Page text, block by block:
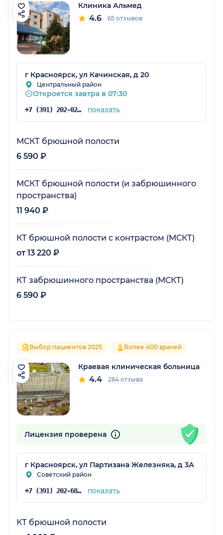
Клиника Альмед
4.6 65 отзывов
г Красноярск, ул Качинская, д 20
Центральный район
Откроется завтра в 07:30
+7 (391) 202-02-02 показать
МСКТ брюшной полости
6 590 ₽
МСКТ брюшной полости (и забрюшинного
пространства)
11 940 ₽
КТ брюшной полости с контрастом (МСКТ)
от 13 220 ₽
КТ забрюшинного пространства (МСКТ)
6 590 ₽
Выбор пациентов 2025 Более 400 врачей
Краевая клиническая больница
4.4 264 отзыва
Лицензия проверена
г Красноярск, ул Партизана Железняка, д 3А
Советский район
+7 (391) 202-68-50 показать
КТ брюшной полости